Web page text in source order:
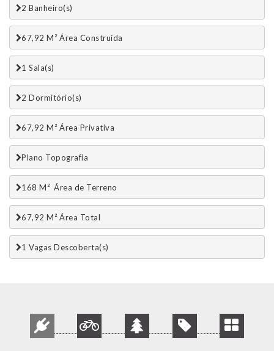
2 Banheiro(s)
67,92 M² Área Construída
1 Sala(s)
2 Dormitório(s)
67,92 M² Área Privativa
Plano Topografia
168 M²  Área de Terreno
67,92 M² Área Total
1 Vagas Descoberta(s)